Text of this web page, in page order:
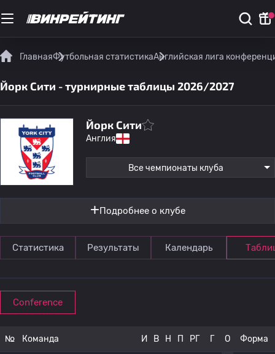
ГлавнаяФутбольная статистикаАнглийская лига
Йорк Сити - турнирные таблицы 2026/2027
Йорк Сити
Англия
Все чемпионаты клуба
Подробнее о клубе
Статистика Результаты Календарь
Conference
№ Команда И В Н П РГ Г О Форма